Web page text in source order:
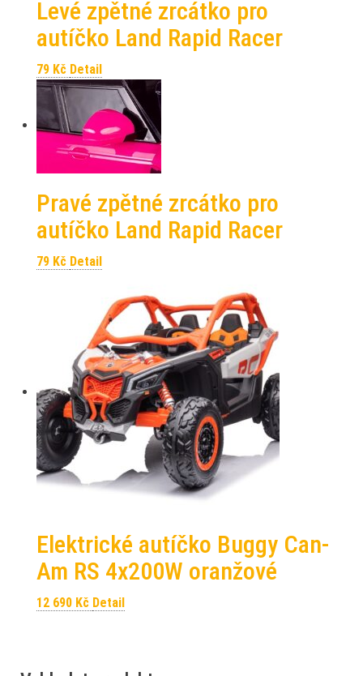
Levé zpětné zrcátko pro
autíčko Land Rapid Racer
79 Kč Detail
Pravé zpětné zrcátko pro
autíčko Land Rapid Racer
79 Kč Detail
Elektrické autíčko Buggy Can-
Am RS 4x200W oranžové
12 690 Kč Detail